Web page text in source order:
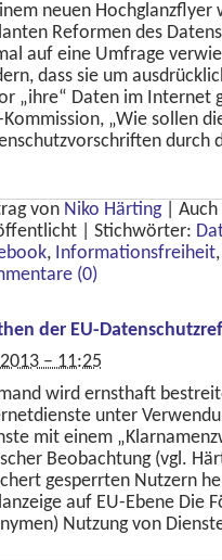
neuen
Reformen des
auf eine Umfrage
dass sie um
„ihre“ Daten im Internet
Kommission, „Wie sollen
durch
von Niko Härting
Stichwörter:
, Informationsfreiheit
(0)
der EU-
– 11:25
wird ernsthaft
unter
mit einem
Beobachtung (vgl.
gesperrten Nutzern
auf EU-Ebene Die
Nutzung von